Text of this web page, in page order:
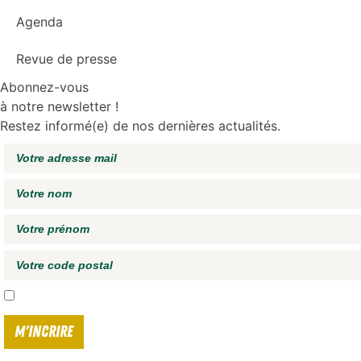
Agenda
Revue de presse
Abonnez-vous
à notre newsletter !
Restez informé(e) de nos dernières actualités.